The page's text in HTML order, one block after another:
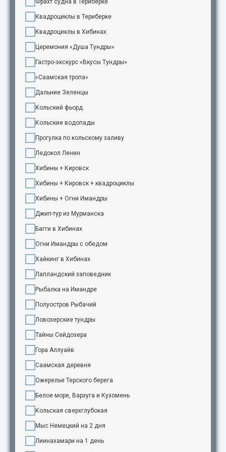
Фрахт судна в Териберке
Квадроциклы в Териберке
Квадроциклы в Хибинах
Церемония «Душа Тундры»
Гастро-экскурс «Вкусы Тундры»
«Саамская тропа»
Дальние Зеленцы
Кольский фьорд
Кольские водопады
Прогулка по кольскому заливу
Ледокол Ленин
Хибины + Кировск
Хибины + Кировск + квадроциклы
Хибины + Огни Имандры
Джип-тур из Мурманска
Багги в Хибинах
Огни Имандры с обедом
Хайкинг в Хибинах
Лапландский заповедник
Рыбалка на Имандре
Полуостров Рыбачий
Ловозерские тундры
Тайны Сейдозера
Гора Аллуайв
Саамская деревня
Ожерелье Терского берега
Белое море, Варзуга и Кузомень
Кольская сверхглубокая
Мыс Немецкий на 2 дня
Лиинахамари на 1 день